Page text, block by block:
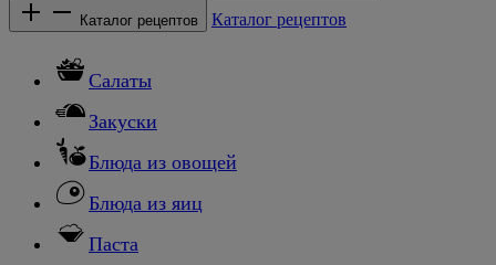
Каталог рецептов Каталог рецептов
Салаты
Закуски
Блюда из овощей
Блюда из яиц
Паста